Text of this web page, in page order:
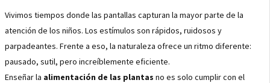
Vivimos tiempos donde las pantallas capturan la mayor parte de la
atención de los niños. Los estímulos son rápidos, ruidosos y
parpadeantes. Frente a eso, la naturaleza ofrece un ritmo diferente:
pausado, sutil, pero increíblemente eficiente.
Enseñar la alimentación de las plantas no es solo cumplir con el